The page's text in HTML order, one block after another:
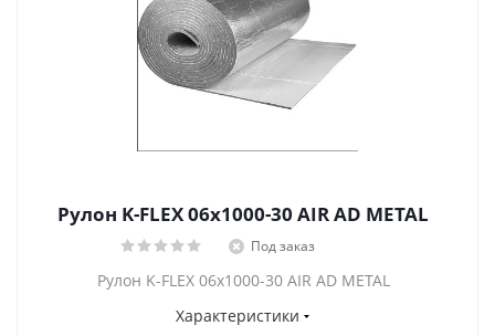
Рулон K-FLEX 06x1000-30 AIR AD METAL
Под заказ
Рулон K-FLEX 06x1000-30 AIR AD METAL
Характеристики